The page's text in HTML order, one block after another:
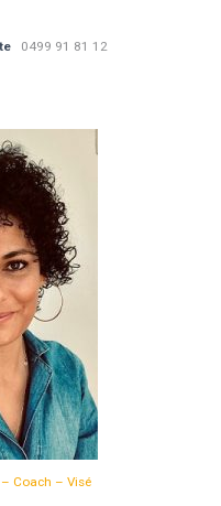
0499 91 81 12
Coach – Visé